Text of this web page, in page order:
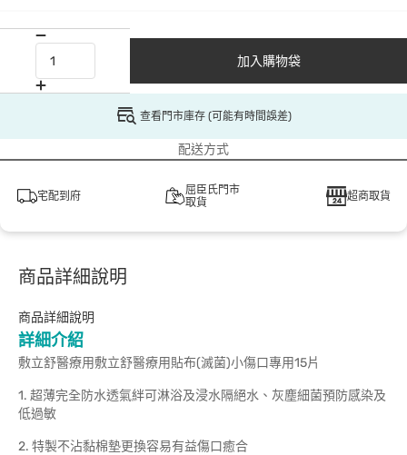
加入購物袋
查看門市庫存 (可能有時間誤差)
配送方式
宅配到府
屈臣氏門市
取貨
超商取貨
商品詳細說明
商品詳細說明
詳細介紹
敷立舒醫療用敷立舒醫療用貼布(滅菌)小傷口專用15片
1. 超薄完全防水透氣絆可淋浴及浸水隔絕水、灰塵細菌預防感染及
低過敏
2. 特製不沾黏棉墊更換容易有益傷口癒合